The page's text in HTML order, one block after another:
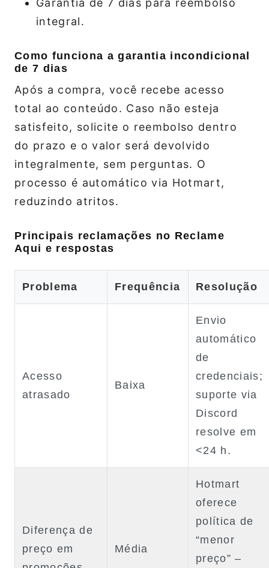
Garantia de 7 dias para reembolso
integral.
Como funciona a garantia incondicional
de 7 dias
Após a compra, você recebe acesso
total ao conteúdo. Caso não esteja
satisfeito, solicite o reembolso dentro
do prazo e o valor será devolvido
integralmente, sem perguntas. O
processo é automático via Hotmart,
reduzindo atritos.
Principais reclamações no Reclame
Aqui e respostas
Problema Frequência Resolução
Acesso
atrasado
Baixa
Envio
automático
de
credenciais;
suporte via
Discord
resolve em
<24 h.
Diferença de
preço em
Média
Hotmart
oferece
política de
“menor
preço” –